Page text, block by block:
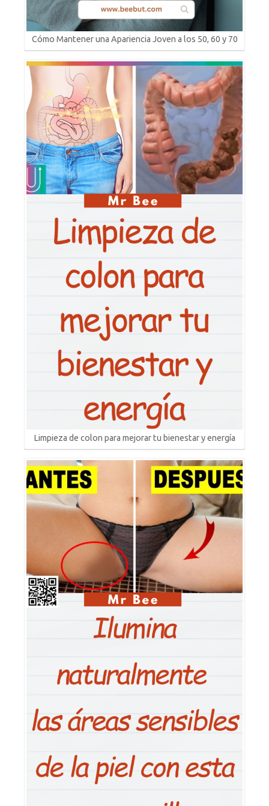
Cómo Mantener una Apariencia Joven a los 50, 60 y 70
Limpieza de colon para mejorar tu bienestar y energía